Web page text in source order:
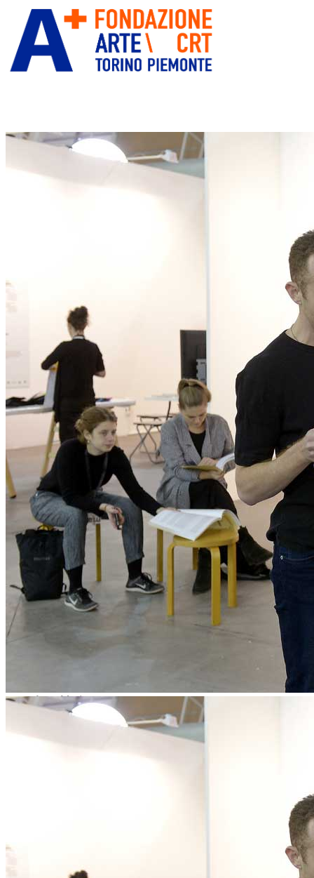
ITA
Home
Chi Siamo
Collezione
Progetti
Area Media